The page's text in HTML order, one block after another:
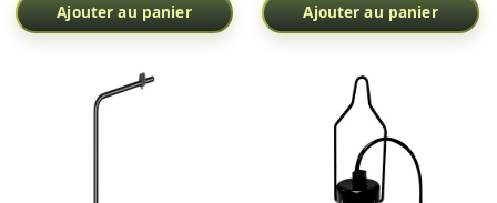
Ajouter au panier Ajouter au panier